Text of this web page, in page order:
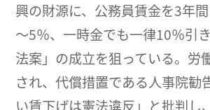
興の財源に、公務員賃金を3年
～5％、一時金でも一律10％引
法案」の成立を狙っている。労
され、代償措置である人事院勧
い賃下げは憲法違反」と批判し